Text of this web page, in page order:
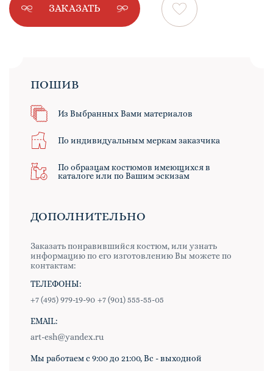
ЗАКАЗАТЬ
ПОШИВ
Из Выбранных Вами материалов
По индивидуальным меркам заказчика
По образцам костюмов имеющихся в
каталоге или по Вашим эскизам
ДОПОЛНИТЕЛЬНО
Заказать понравившийся костюм, или узнать
информацию по его изготовлению Вы можете по
контактам:
ТЕЛЕФОНЫ:
+7 (495) 979-19-90 +7 (901) 555-55-05
EMAIL:
art-esh@yandex.ru
Мы работаем с 9:00 до 21:00, Вс - выходной